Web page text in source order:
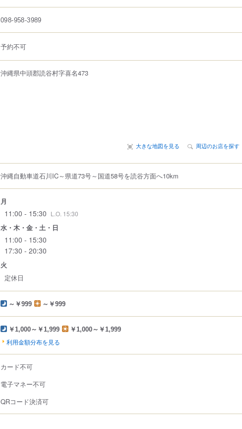
098-958-3989
予約不可
沖縄県中頭郡読谷村字喜名473
大きな地図を見る 周辺のお店を探す
沖縄自動車道石川IC～県道73号～国道58号を読谷方面へ10km
月
11:00 - 15:30 L.O. 15:30
水・木・金・土・日
11:00 - 15:30
17:30 - 20:30
火
定休日
～￥999 ～￥999
￥1,000～￥1,999 ￥1,000～￥1,999
利用金額分布を見る
カード不可
電子マネー不可
QRコード決済可